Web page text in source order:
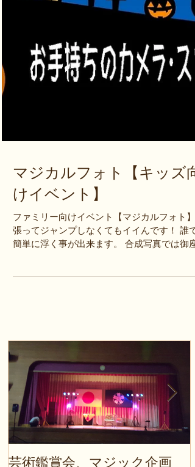
マジカルフォト【キッズ向
けイベント】
ファミリー向けイベント【マジカルフォト】
張ってジャンプしなくてもイイんです！ 誰
ません。リアルに浮いてます。 お手持ちのカ